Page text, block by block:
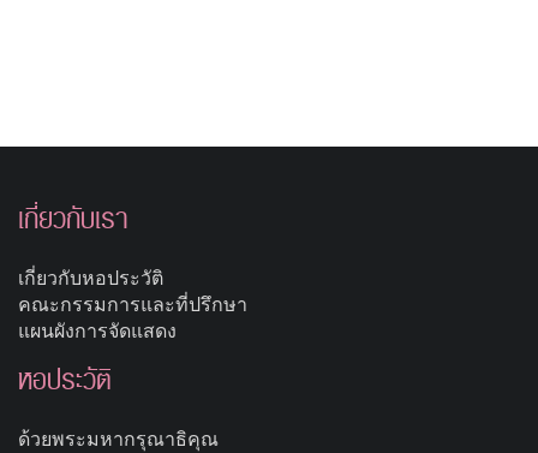
เกี่ยวกับเรา
เกี่ยวกับหอประวัติ
คณะกรรมการและที่ปรึกษา
แผนผังการจัดแสดง
หอประวัติ
ด้วยพระมหากรุณาธิคุณ